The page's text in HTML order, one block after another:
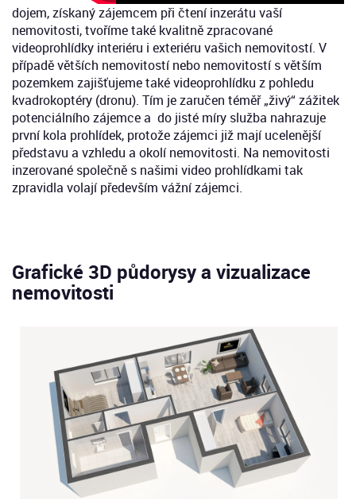
dojem, získaný zájemcem při čtení inzerátu vaší
nemovitosti, tvoříme také kvalitně zpracované
videoprohlídky interiéru i exteriéru vašich nemovitostí. V
případě větších nemovitostí nebo nemovitostí s větším
pozemkem zajišťujeme také videoprohlídku z pohledu
kvadrokoptéry (dronu). Tím je zaručen téměř „živý“ zážitek
potenciálního zájemce a do jisté míry služba nahrazuje
první kola prohlídek, protože zájemci již mají ucelenější
představu a vzhledu a okolí nemovitosti. Na nemovitosti
inzerované společně s našimi video prohlídkami tak
zpravidla volají především vážní zájemci.
Grafické 3D půdorysy a vizualizace
nemovitosti